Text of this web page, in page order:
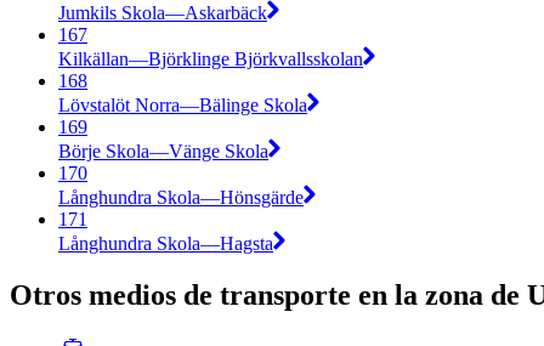
Jumkils Skola—Askarbäck
167
Kilkällan—Björklinge Björkvallsskolan
168
Lövstalöt Norra—Bälinge Skola
169
Börje Skola—Vänge Skola
170
Långhundra Skola—Hönsgärde
171
Långhundra Skola—Hagsta
Otros medios de transporte en la zona de